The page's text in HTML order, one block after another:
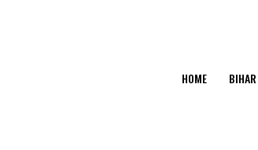
HOME BIHAR